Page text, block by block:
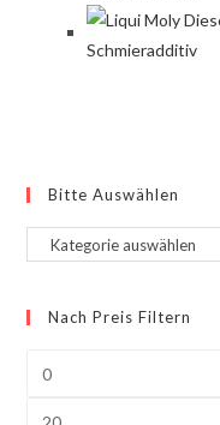
Bitte Auswählen
Nach Preis Filtern